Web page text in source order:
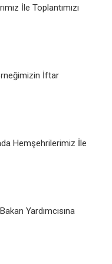
İle Toplantımızı
İftar
Hemşehrilerimiz İle
Yardımcısına